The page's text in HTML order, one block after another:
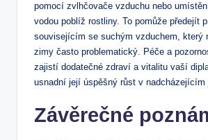
pomocí zvlhčovače ⁢vzduchu nebo
vodou poblíž rostliny. To pomůže předejít
souvisejícím se suchým vzduchem, který
zimy často problematický. Péče a
⁤zajistí dodatečné zdraví ⁤a⁣ vitalitu vaší
usnadní její úspěšný růst v nadcházejícím
Závěrečné